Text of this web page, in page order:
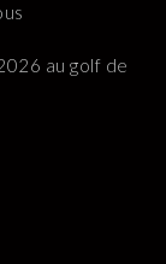
au golf de